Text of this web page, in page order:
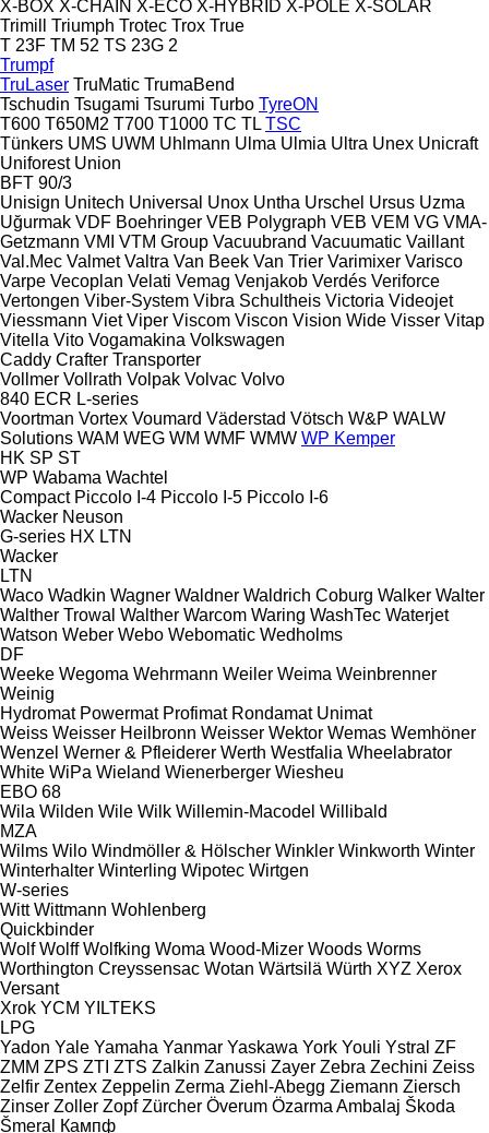
X-BOX X-CHAIN X-ECO X-HYBRID X-POLE X-SOLAR
Trimill
Triumph Trotec Trox True
T 23F TM 52 TS 23G 2
Trumpf
TruLaser TruMatic TrumaBend
Tschudin Tsugami Tsurumi Turbo TyreON
T600 T650M2 T700 T1000 TC TL TSC
Tünkers UMS UWM Uhlmann Ulma Ulmia Ultra Unex Unicraft
Uniforest Union
BFT 90/3
Unisign Unitech Universal Unox Untha Urschel Ursus Uzma
Uğurmak VDF Boehringer VEB Polygraph VEB VEM VG VMA-
Getzmann VMI VTM Group Vacuubrand Vacuumatic Vaillant
Val.Mec Valmet Valtra Van Beek Van Trier Varimixer Varisco
Varpe Vecoplan Velati Vemag Venjakob Verdés Veriforce
Vertongen Viber-System Vibra Schultheis Victoria Videojet
Viessmann Viet Viper Viscom Viscon Vision Wide Visser Vitap
Vitella Vito Vogamakina Volkswagen
Caddy Crafter Transporter
Vollmer Vollrath Volpak Volvac Volvo
840 ECR L-series
Voortman Vortex Voumard Väderstad Vötsch W&P WALW
Solutions WAM WEG WM WMF WMW WP Kemper
HK SP ST
WP Wabama Wachtel
Compact Piccolo I-4 Piccolo I-5 Piccolo I-6
Wacker Neuson
G-series HX LTN
Wacker
LTN
Waco Wadkin Wagner Waldner Waldrich Coburg Walker Walter
Walther Trowal Walther Warcom Waring WashTec Waterjet
Watson Weber Webo Webomatic Wedholms
DF
Weeke Wegoma Wehrmann Weiler Weima Weinbrenner
Weinig
Hydromat Powermat Profimat Rondamat Unimat
Weiss Weisser Heilbronn Weisser Wektor Wemas Wemhöner
Wenzel Werner & Pfleiderer Werth Westfalia Wheelabrator
White WiPa Wieland Wienerberger Wiesheu
EBO 68
Wila Wilden Wile Wilk Willemin-Macodel Willibald
MZA
Wilms Wilo Windmöller & Hölscher Winkler Winkworth Winter
Winterhalter Winterling Wipotec Wirtgen
W-series
Witt Wittmann Wohlenberg
Quickbinder
Wolf Wolff Wolfking Woma Wood-Mizer Woods Worms
Worthington Creyssensac Wotan Wärtsilä Würth XYZ Xerox
Versant
Xrok YCM YILTEKS
LPG
Yadon Yale Yamaha Yanmar Yaskawa York Youli Ystral ZF
ZMM ZPS ZTI ZTS Zalkin Zanussi Zayer Zebra Zechini Zeiss
Zelfir Zentex Zeppelin Zerma Ziehl-Abegg Ziemann Ziersch
Zinser Zoller Zopf Zürcher Överum Özarma Ambalaj Škoda
Šmeral
Кампф